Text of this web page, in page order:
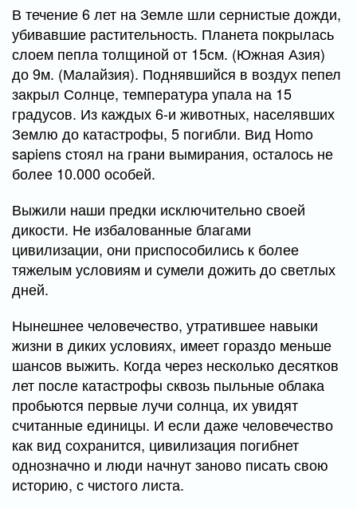
В течение 6 лет на Земле шли сернистые дожди,
убивавшие растительность. Планета покрылась
слоем пепла толщиной от 15см. (Южная Азия)
до 9м. (Малайзия). Поднявшийся в воздух пепел
закрыл Солнце, температура упала на 15
градусов. Из каждых 6-и животных, населявших
Землю до катастрофы, 5 погибли. Вид Homo
sapiens стоял на грани вымирания, осталось не
более 10.000 особей.
Выжили наши предки исключительно своей
дикости. Не избалованные благами
цивилизации, они приспособились к более
тяжелым условиям и сумели дожить до светлых
дней.
Нынешнее человечество, утратившее навыки
жизни в диких условиях, имеет гораздо меньше
шансов выжить. Когда через несколько десятков
лет после катастрофы сквозь пыльные облака
пробьются первые лучи солнца, их увидят
считанные единицы. И если даже человечество
как вид сохранится, цивилизация погибнет
однозначно и люди начнут заново писать свою
историю, с чистого листа.